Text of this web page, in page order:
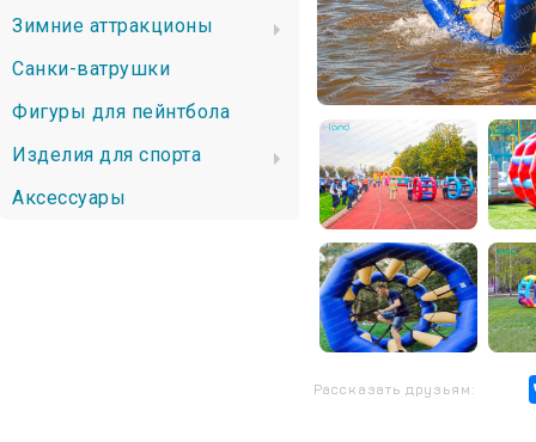
Зимние аттракционы
Санки-ватрушки
Фигуры для пейнтбола
Изделия для спорта
Аксессуары
Рассказать друзьям: